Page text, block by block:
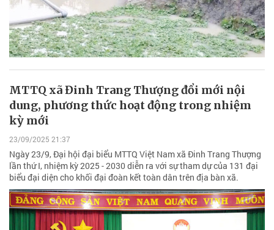
MTTQ xã Đinh Trang Thượng đổi mới nội
dung, phương thức hoạt động trong nhiệm
kỳ mới
23/09/2025 21:37
Ngày 23/9, Đại hội đại biểu MTTQ Việt Nam xã Đinh Trang Thượng
lần thứ I, nhiệm kỳ 2025 - 2030 diễn ra với sự tham dự của 131 đại
biểu đại diện cho khối đại đoàn kết toàn dân trên địa bàn xã.